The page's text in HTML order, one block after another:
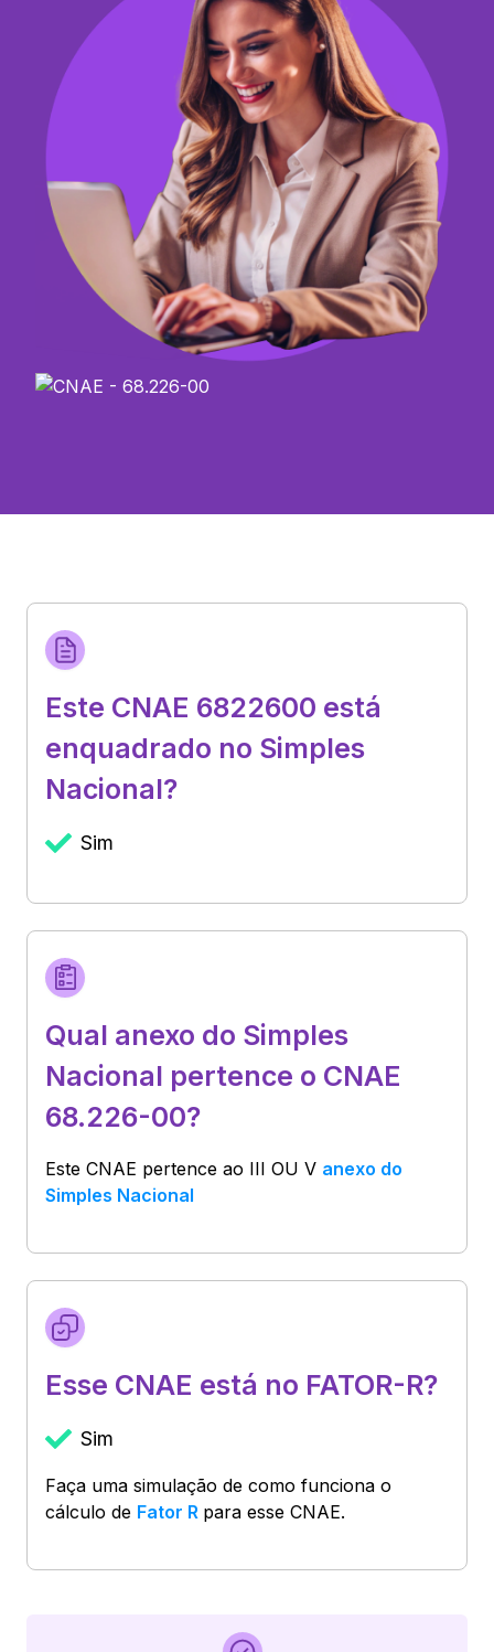
Este CNAE 6822600 está
enquadrado no Simples
Nacional?
Sim
Qual anexo do Simples
Nacional pertence o CNAE
68.226-00?
Este CNAE pertence ao III OU V anexo do
Simples Nacional
Esse CNAE está no FATOR-R?
Sim
Faça uma simulação de como funciona o
cálculo de Fator R para esse CNAE.